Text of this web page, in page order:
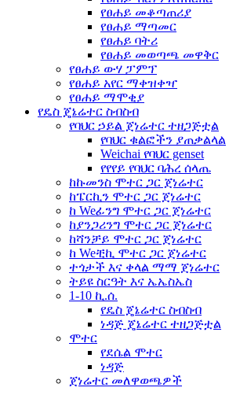
የፀሐይ መቆጣጠሪያ
የፀሐይ ማጣመር
የፀሐይ ባትሪ
የፀሐይ መወጣጫ መዋቅር
የፀሐይ ውሃ ፓምፕ
የፀሐይ አየር ማቀዝቀዣ
የፀሐይ ማሞቂያ
የዴስ ጄኔሬተር ስብስብ
የባህር ኃይል ጀነሬተር ተዘጋጅቷል
የባህር ቁልፎችን ያጠቃልላል
Weichai የባህር genset
የየየይ የባህር ባሕረ ሰላጤ
ከኩመንስ ሞተር ጋር ጀነሬተር
ከፔርኪን ሞተር ጋር ጀነሬተር
ከ Weፊንግ ሞተር ጋር ጀነሬተር
ከያንጋሪንግ ሞተር ጋር ጀነሬተር
ከሻንቻይ ሞተር ጋር ጀነሬተር
ከ Weቺኪ ሞተር ጋር ጀነሬተር
ተጎታች እና ቀላል ማማ ጀነሬተር
ትይዩ ስርዓት እና ኤኤስኤስ
1-10 ኪ.ሰ.
የዴስ ጄኔሬተር ስብስብ
ነዳጅ ጄኔሬተር ተዘጋጅቷል
ሞተር
የደሴል ሞተር
ነዳጅ
ጀነሬተር መለዋወጫዎች